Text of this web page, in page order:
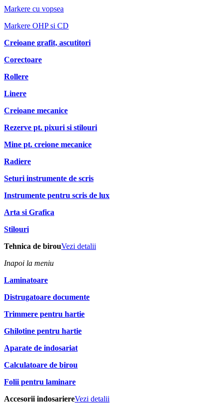
Markere cu vopsea
Markere OHP si CD
Creioane grafit, ascutitori
Corectoare
Rollere
Linere
Creioane mecanice
Rezerve pt. pixuri si stilouri
Mine pt. creione mecanice
Radiere
Seturi instrumente de scris
Instrumente pentru scris de lux
Arta si Grafica
Stilouri
Tehnica de birouVezi detalii
Inapoi la meniu
Laminatoare
Distrugatoare documente
Trimmere pentru hartie
Ghilotine pentru hartie
Aparate de indosariat
Calculatoare de birou
Folii pentru laminare
Accesorii indosariereVezi detalii